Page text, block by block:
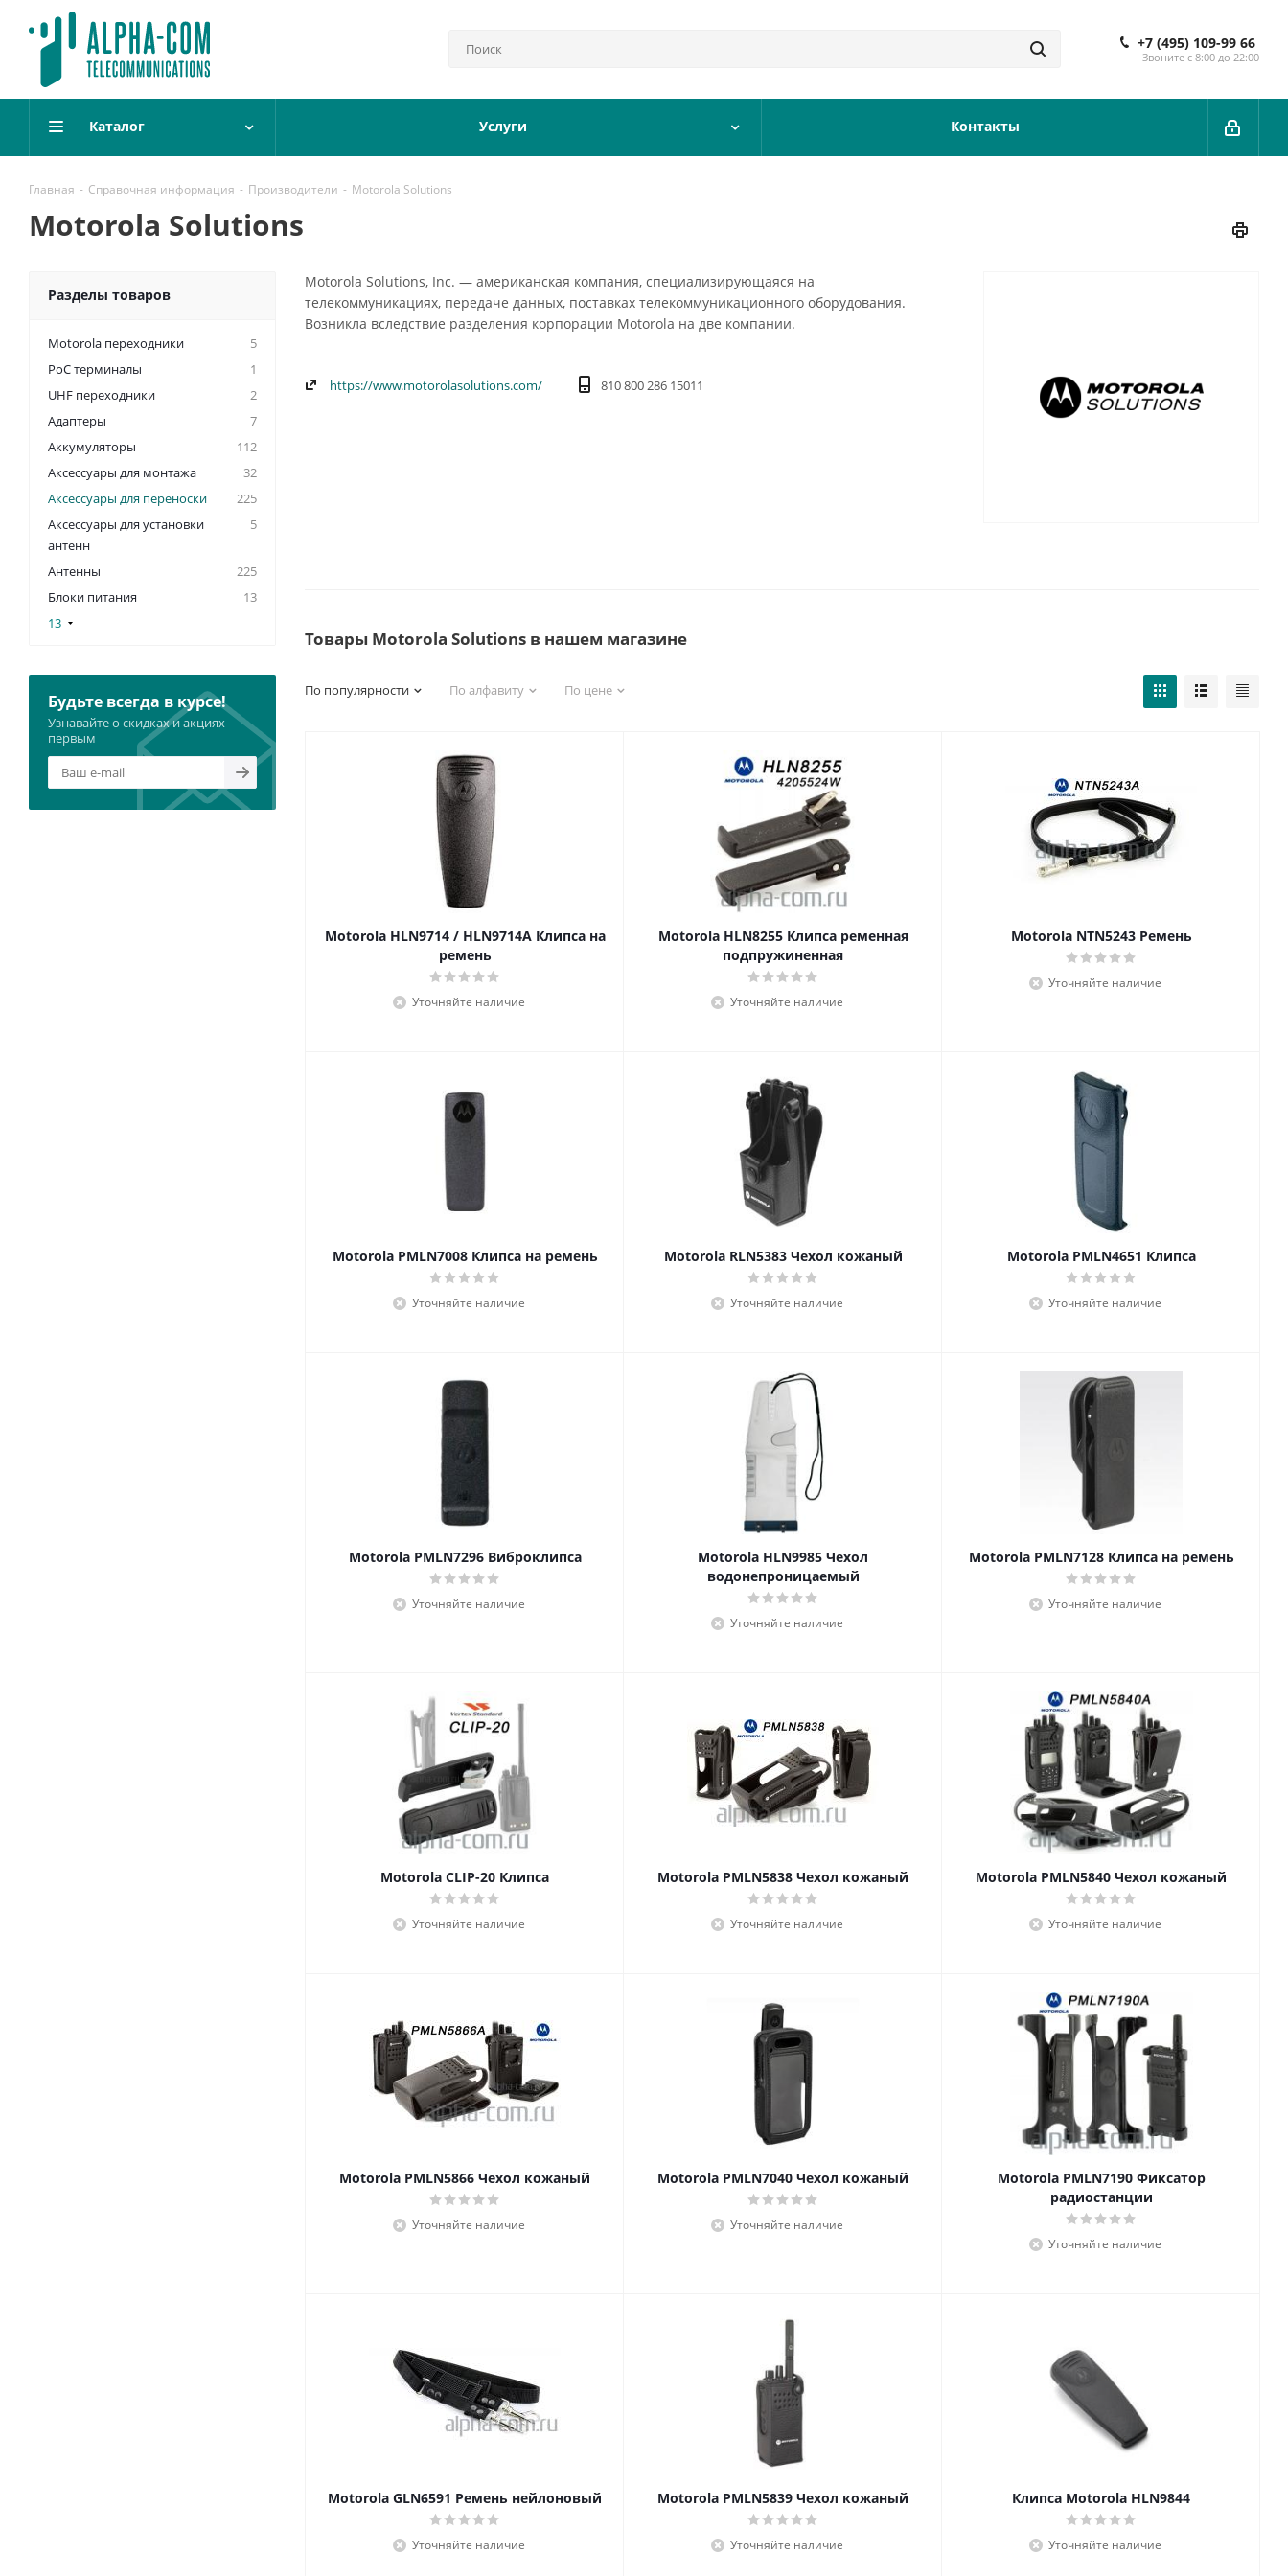
+7 (495) 109-99 66
Звоните с 8:00 до 22:00
Каталог Услуги Контакты
Главная - Справочная информация - Производители - Motorola Solutions
Motorola Solutions
Motorola Solutions, Inc. — американская компания, специализирующаяся на
телекоммуникациях, передаче данных, поставках телекоммуникационного оборудования.
Возникла вследствие разделения корпорации Motorola на две компании.
https://www.motorolasolutions.com/ 810 800 286 15011
Товары Motorola Solutions в нашем магазине
По популярности По алфавиту По цене
Motorola HLN9714 / HLN9714A Клипса на
ремень
Уточняйте наличие
Motorola HLN8255 Клипса ременная
подпружиненная
Уточняйте наличие
Motorola NTN5243 Ремень
Уточняйте наличие
Motorola PMLN7008 Клипса на ремень
Уточняйте наличие
Motorola RLN5383 Чехол кожаный
Уточняйте наличие
Motorola PMLN4651 Клипса
Уточняйте наличие
Motorola PMLN7296 Виброклипса
Уточняйте наличие
Motorola HLN9985 Чехол
водонепроницаемый
Уточняйте наличие
Motorola PMLN7128 Клипса на ремень
Уточняйте наличие
Motorola CLIP-20 Клипса
Уточняйте наличие
Motorola PMLN5838 Чехол кожаный
Уточняйте наличие
Motorola PMLN5840 Чехол кожаный
Уточняйте наличие
Motorola PMLN5866 Чехол кожаный
Уточняйте наличие
Motorola PMLN7040 Чехол кожаный
Уточняйте наличие
Motorola PMLN7190 Фиксатор
радиостанции
Уточняйте наличие
Motorola GLN6591 Ремень нейлоновый
Уточняйте наличие
Motorola PMLN5839 Чехол кожаный
Уточняйте наличие
Клипса Motorola HLN9844
Уточняйте наличие
Разделы товаров
Motorola переходники
5
PoC терминалы
1
UHF переходники
2
Адаптеры
7
Аккумуляторы
112
Аксессуары для монтажа
32
Аксессуары для переноски
225
Аксессуары для установки
антенн
5
Антенны
225
Блоки питания
13
13
Будьте всегда в курсе!
Узнавайте о скидках и акциях
первым